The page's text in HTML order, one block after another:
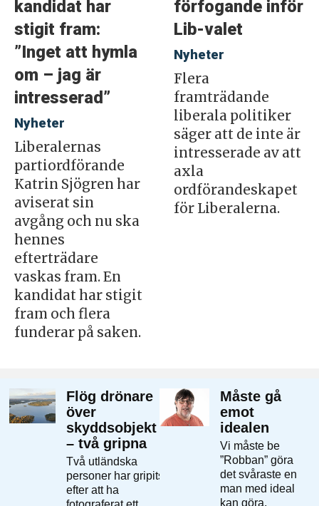
kandidat har
stigit fram:
”Inget att hymla
om – jag är
intresserad”
Nyheter
Liberalernas
partiordförande
Katrin Sjögren har
aviserat sin
avgång och nu ska
hennes
efterträdare
vaskas fram. En
kandidat har stigit
fram och flera
funderar på saken.
förfogande inför
Lib-valet
Nyheter
Flera
framträdande
liberala politiker
säger att de inte är
intresserade av att
axla
ordförandeskapet
för Liberalerna.